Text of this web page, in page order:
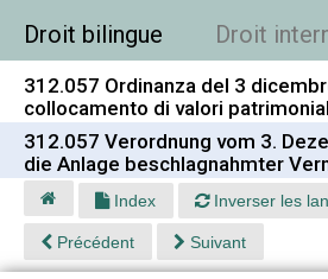
Droit bilingue Droit
312.057 Ordinanza del 3
collocamento di valori
312.057 Verordnung vom 3.
die Anlage beschlagnahmter
Index Inverser les
Précédent Suivant